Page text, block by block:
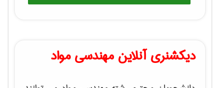
دیکشنری آنلاین مهندسی مواد